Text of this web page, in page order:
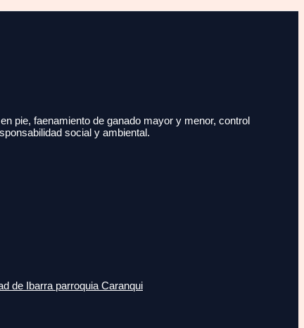
pie, faenamiento de ganado mayor y menor, control
social y ambiental.
de Ibarra parroquia Caranqui